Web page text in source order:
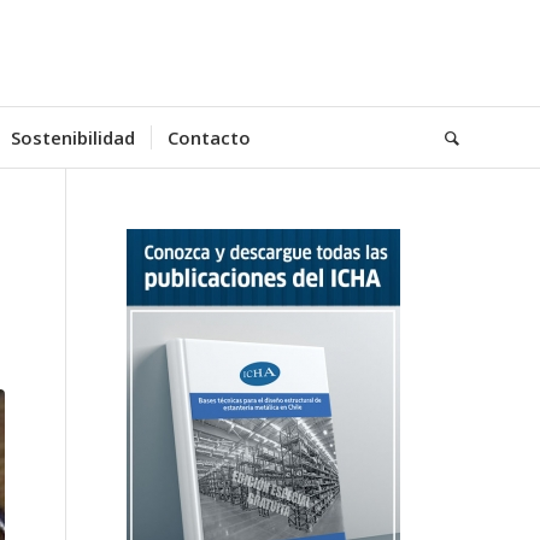
Sostenibilidad Contacto